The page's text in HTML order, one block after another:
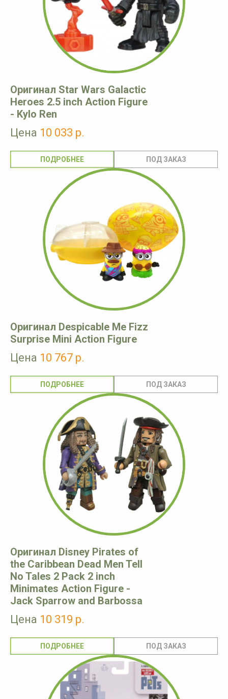
Оригинал Star Wars Galactic
Heroes 2.5 inch Action Figure
- Kylo Ren
Цена 10 033 р.
ПОДРОБНЕЕ
Оригинал Despicable Me Fizz
Surprise Mini Action Figure
Цена 10 767 р.
ПОДРОБНЕЕ
Оригинал Disney Pirates of
the Caribbean Dead Men Tell
No Tales 2 Pack 2 inch
Minimates Action Figure -
Jack Sparrow and Barbossa
Цена 10 319 р.
ПОДРОБНЕЕ